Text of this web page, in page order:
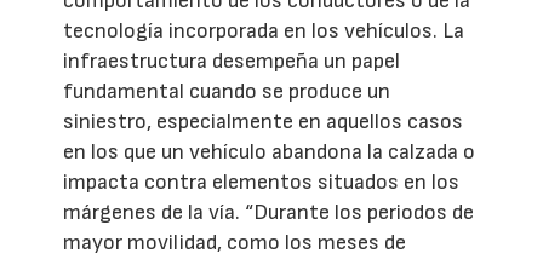
tecnología incorporada en los vehículos. La
infraestructura desempeña un papel
fundamental cuando se produce un
siniestro, especialmente en aquellos casos
en los que un vehículo abandona la calzada o
impacta contra elementos situados en los
márgenes de la vía. “Durante los periodos de
mayor movilidad, como los meses de